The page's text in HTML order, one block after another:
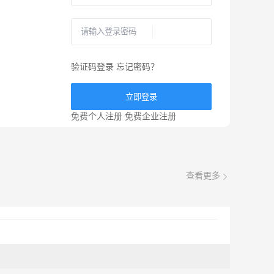
验证码登录 忘记密码？
立即登录
免费个人注册 免费企业注册
查看更多